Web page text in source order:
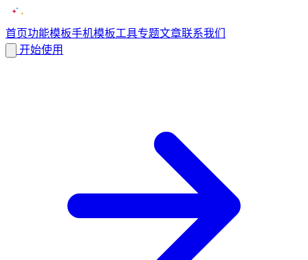
首页功能模板手机模板工具专题文章联系我们
开始使用